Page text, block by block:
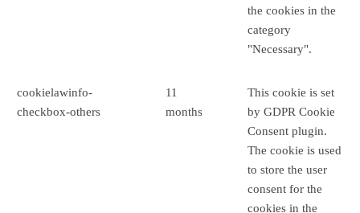
the cookies in the
category
"Necessary".
cookielawinfo-
checkbox-others
11
months
This cookie is set
by GDPR Cookie
Consent plugin.
The cookie is used
to store the user
consent for the
cookies in the